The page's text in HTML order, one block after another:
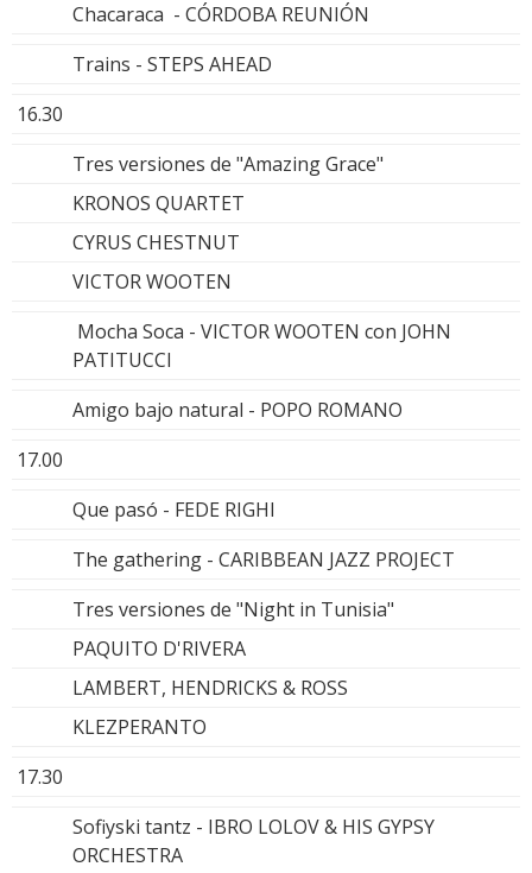
Chacaraca - CÓRDOBA REUNIÓN
Trains - STEPS AHEAD
16.30
Tres versiones de "Amazing Grace"
KRONOS QUARTET
CYRUS CHESTNUT
VICTOR WOOTEN
Mocha Soca - VICTOR WOOTEN con JOHN
PATITUCCI
Amigo bajo natural - POPO ROMANO
17.00
Que pasó - FEDE RIGHI
The gathering - CARIBBEAN JAZZ PROJECT
Tres versiones de "Night in Tunisia"
PAQUITO D'RIVERA
LAMBERT, HENDRICKS & ROSS
KLEZPERANTO
17.30
Sofiyski tantz - IBRO LOLOV & HIS GYPSY
ORCHESTRA